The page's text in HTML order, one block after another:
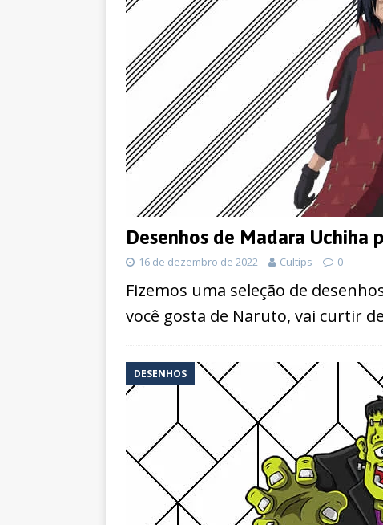
Desenhos de Madara Uchiha
16 de dezembro de 2022 Cultips 0
Fizemos uma seleção de
você gosta de Naruto, vai curtir
DESENHOS